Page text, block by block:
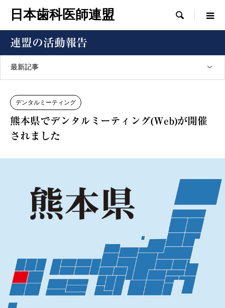
日本歯科医師連盟 
連盟の活動報告
最新記事
デンタルミーティング
熊本県でデンタルミーティング(Web)が開催
されました